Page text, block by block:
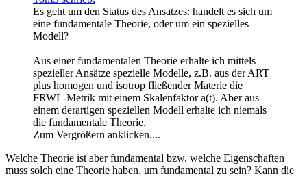
Es geht um den Status des Ansatzes: handelt es sich um
eine fundamentale Theorie, oder um ein spezielles
Modell?
Aus einer fundamentalen Theorie erhalte ich mittels
spezieller Ansätze spezielle Modelle, z.B. aus der ART
plus homogen und isotrop fließender Materie die
FRWL-Metrik mit einem Skalenfaktor a(t). Aber aus
einem derartigen speziellen Modell erhalte ich niemals
die fundamentale Theorie.
Zum Vergrößern anklicken....
Welche Theorie ist aber fundamental bzw. welche Eigenschaften
muss solch eine Theorie haben, um fundamental zu sein? Kann die